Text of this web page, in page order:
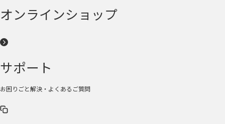
オンラインショップ
サポート
お困りごと解決・よくあるご質問